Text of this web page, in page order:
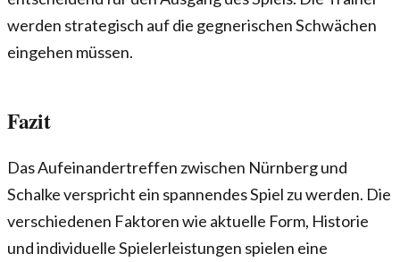
werden strategisch auf die gegnerischen Schwächen
eingehen müssen.
Fazit
Das Aufeinandertreffen zwischen Nürnberg und
Schalke verspricht ein spannendes Spiel zu werden. Die
verschiedenen Faktoren wie aktuelle Form, Historie
und individuelle Spielerleistungen spielen eine